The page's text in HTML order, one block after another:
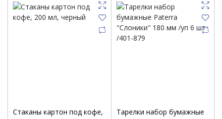
Стаканы картон под кофе,
Тарелки набор бумажные